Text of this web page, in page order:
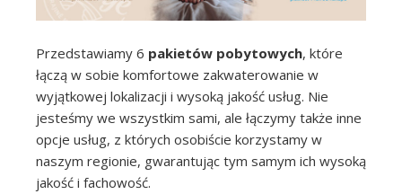
Przedstawiamy 6 pakietów pobytowych, które
łączą w sobie komfortowe zakwaterowanie w
wyjątkowej lokalizacji i wysoką jakość usług. Nie
jesteśmy we wszystkim sami, ale łączymy także inne
opcje usług, z których osobiście korzystamy w
naszym regionie, gwarantując tym samym ich wysoką
jakość i fachowość.